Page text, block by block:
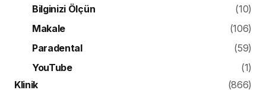
Bilginizi Ölçün
(10)
Makale
(106)
Paradental
(59)
YouTube
(1)
Klinik
(866)